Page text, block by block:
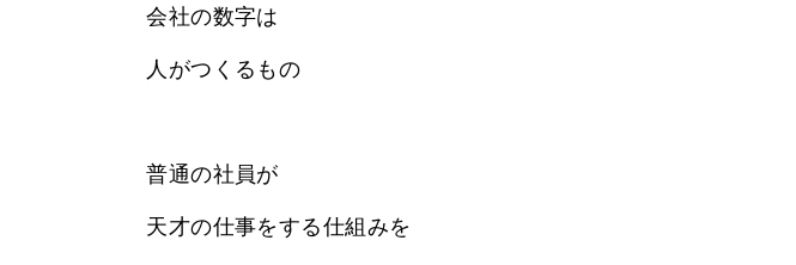
会社の数字は
人がつくるもの
普通の社員が
天才の仕事をする仕組みを